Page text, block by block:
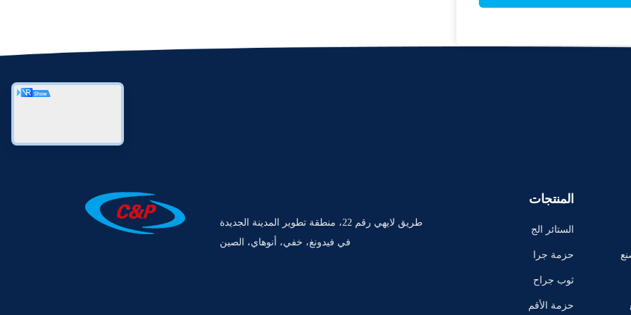
طريق لايهي رقم 22، منطقة تطوير المدينة الجديدة
في فيدونغ، خفي، أنوهاي، الصين
المنتجات
الستائر الج
راحية المس
ة واحدة
حزمة جرا
حية لمرة و
ثوب جراح
ي يمكن الت
حزمة الأقم